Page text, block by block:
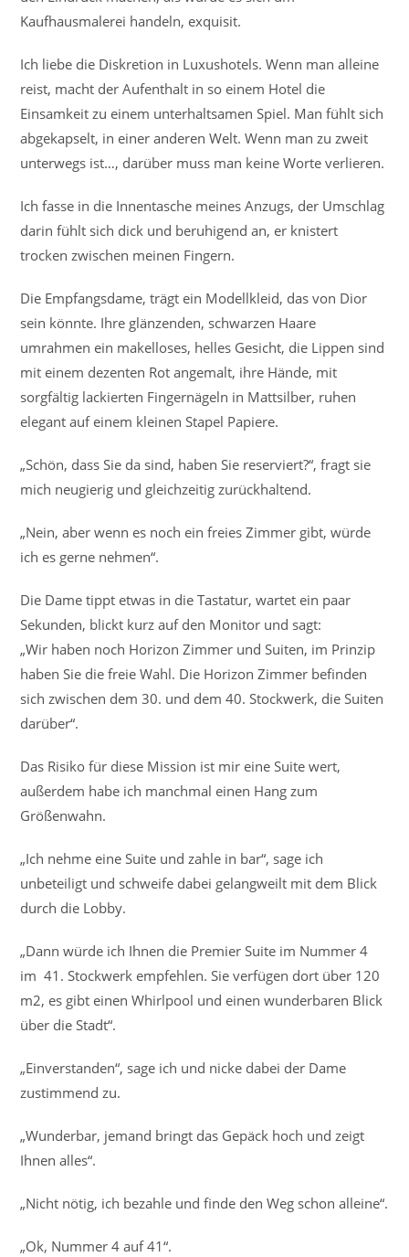
Kaufhausmalerei handeln, exquisit.
Ich liebe die Diskretion in Luxushotels. Wenn man alleine
reist, macht der Aufenthalt in so einem Hotel die
Einsamkeit zu einem unterhaltsamen Spiel. Man fühlt sich
abgekapselt, in einer anderen Welt. Wenn man zu zweit
unterwegs ist…, darüber muss man keine Worte verlieren.
Ich fasse in die Innentasche meines Anzugs, der Umschlag
darin fühlt sich dick und beruhigend an, er knistert
trocken zwischen meinen Fingern.
Die Empfangsdame, trägt ein Modellkleid, das von Dior
sein könnte. Ihre glänzenden, schwarzen Haare
umrahmen ein makelloses, helles Gesicht, die Lippen sind
mit einem dezenten Rot angemalt, ihre Hände, mit
sorgfältig lackierten Fingernägeln in Mattsilber, ruhen
elegant auf einem kleinen Stapel Papiere.
„Schön, dass Sie da sind, haben Sie reserviert?“, fragt sie
mich neugierig und gleichzeitig zurückhaltend.
„Nein, aber wenn es noch ein freies Zimmer gibt, würde
ich es gerne nehmen“.
Die Dame tippt etwas in die Tastatur, wartet ein paar
Sekunden, blickt kurz auf den Monitor und sagt:
„Wir haben noch Horizon Zimmer und Suiten, im Prinzip
haben Sie die freie Wahl. Die Horizon Zimmer befinden
sich zwischen dem 30. und dem 40. Stockwerk, die Suiten
darüber“.
Das Risiko für diese Mission ist mir eine Suite wert,
außerdem habe ich manchmal einen Hang zum
Größenwahn.
„Ich nehme eine Suite und zahle in bar“, sage ich
unbeteiligt und schweife dabei gelangweilt mit dem Blick
durch die Lobby.
„Dann würde ich Ihnen die Premier Suite im Nummer 4
im 41. Stockwerk empfehlen. Sie verfügen dort über 120
m2, es gibt einen Whirlpool und einen wunderbaren Blick
über die Stadt“.
„Einverstanden“, sage ich und nicke dabei der Dame
zustimmend zu.
„Wunderbar, jemand bringt das Gepäck hoch und zeigt
Ihnen alles“.
„Nicht nötig, ich bezahle und finde den Weg schon alleine“.
„Ok, Nummer 4 auf 41“.